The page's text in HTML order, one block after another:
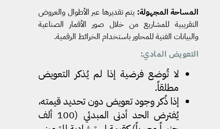
المساحة المجهولة: يتم تقديرها عبر الأطوال والعروض
التقريبية للمشاريع من خلال صور الأقمار الصناعية
والبيانات الفنية للمحاور باستخدام الخرائط الرقمية.
التعويض المادي:
لا تُوضع فرضية إذا لم يُذكر التعويض
مطلقاً.
إذا ذُكر وجود تعويض دون تحديد قيمته،
يُفترض الحد أدنى المبدئي (100 ألف